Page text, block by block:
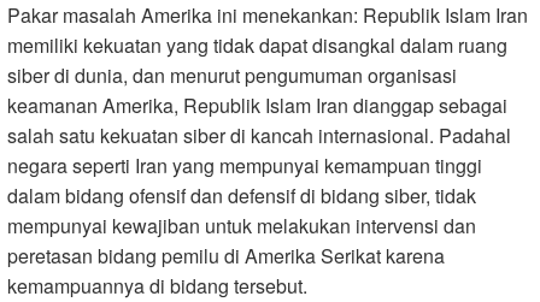
Pakar masalah Amerika ini menekankan: Republik Islam Iran
memiliki kekuatan yang tidak dapat disangkal dalam ruang
siber di dunia, dan menurut pengumuman organisasi
keamanan Amerika, Republik Islam Iran dianggap sebagai
salah satu kekuatan siber di kancah internasional. Padahal
negara seperti Iran yang mempunyai kemampuan tinggi
dalam bidang ofensif dan defensif di bidang siber, tidak
mempunyai kewajiban untuk melakukan intervensi dan
peretasan bidang pemilu di Amerika Serikat karena
kemampuannya di bidang tersebut.